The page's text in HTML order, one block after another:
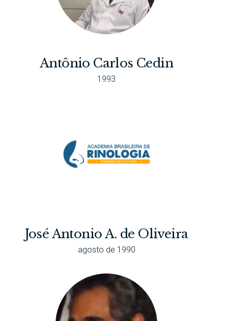
Antônio Carlos Cedin
1993
José Antonio A. de Oliveira
agosto de 1990